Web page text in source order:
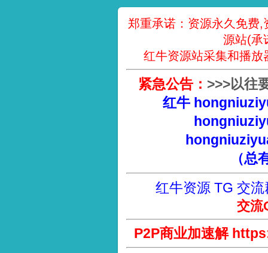
郑重承诺：资源永久免费
源站(承
红牛资源站采集和播放
紧急公告： >>>以往
红牛
（总
红牛资源 TG 交流
交流
P2P商业加速解